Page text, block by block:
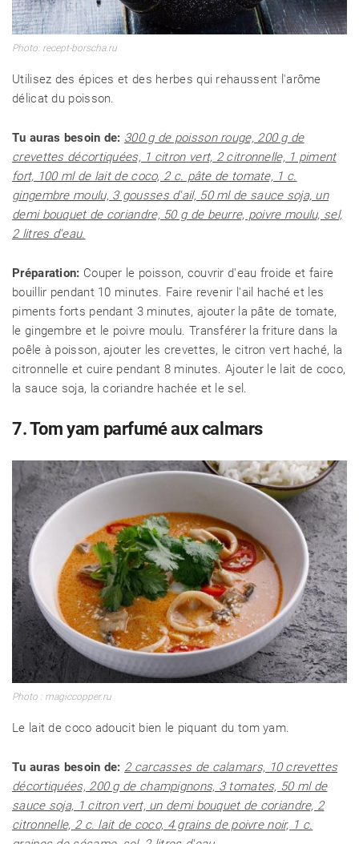
Photo: recept-borscha.ru
Utilisez des épices et des herbes qui rehaussent l'arôme
délicat du poisson.
Tu auras besoin de: 300 g de poisson rouge, 200 g de
crevettes décortiquées, 1 citron vert, 2 citronnelle, 1 piment
fort, 100 ml de lait de coco, 2 c. pâte de tomate, 1 c.
gingembre moulu, 3 gousses d'ail, 50 ml de sauce soja, un
demi bouquet de coriandre, 50 g de beurre, poivre moulu, sel,
2 litres d'eau.
Préparation: Couper le poisson, couvrir d'eau froide et faire
bouillir pendant 10 minutes. Faire revenir l'ail haché et les
piments forts pendant 3 minutes, ajouter la pâte de tomate,
le gingembre et le poivre moulu. Transférer la friture dans la
poêle à poisson, ajouter les crevettes, le citron vert haché, la
citronnelle et cuire pendant 8 minutes. Ajouter le lait de coco,
la sauce soja, la coriandre hachée et le sel.
7. Tom yam parfumé aux calmars
Photo : magiccopper.ru
Le lait de coco adoucit bien le piquant du tom yam.
Tu auras besoin de: 2 carcasses de calamars, 10 crevettes
décortiquées, 200 g de champignons, 3 tomates, 50 ml de
sauce soja, 1 citron vert, un demi bouquet de coriandre, 2
citronnelle, 2 c. lait de coco, 4 grains de poivre noir, 1 c.